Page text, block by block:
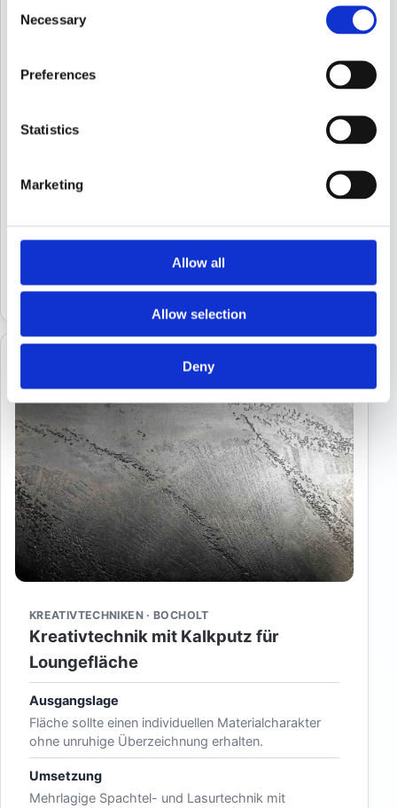
Selection
Necessary
Preferences
Statistics
Marketing
Allow all
Allow selection
Deny
Gewünschte Motivtapete erforderte exakte Stöße
Umsetzung
Verarbeitung von Bahn zu Bahn.
Stimmige Raumwirkung mit hochwertiger Optik und
dauerhaft sauberem Wandbild.
Mehr Bilder dieser Kategorie
KREATIVTECHNIKEN · BOCHOLT
Kreativtechnik mit Kalkputz für
Loungefläche
Ausgangslage
Fläche sollte einen individuellen Materialcharakter
ohne unruhige Überzeichnung erhalten.
Umsetzung
Mehrlagige Spachtel- und Lasurtechnik mit